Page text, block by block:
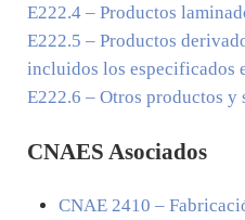
E222.4– Productos
E222.5 – Productos
incluidos los especificados
E222.6 – Otros productos y
CNAES Asociados
CNAE2410 –